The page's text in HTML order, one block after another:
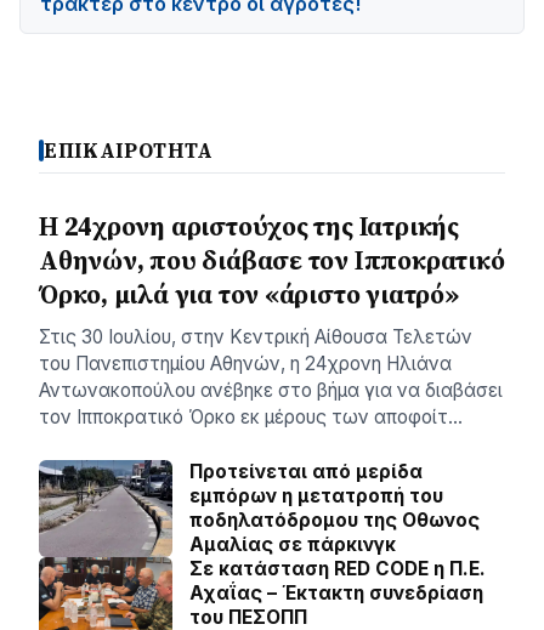
ΕΠΙΚΑΙΡΟΤΗΤΑ
Η 24χρονη αριστούχος της Ιατρικής
Αθηνών, που διάβασε τον Ιπποκρατικό
Όρκο, μιλά για τον «άριστο γιατρό»
Στις 30 Ιουλίου, στην Κεντρική Αίθουσα Τελετών
του Πανεπιστημίου Αθηνών, η 24χρονη Ηλιάνα
Αντωνακοπούλου ανέβηκε στο βήμα για να διαβάσει
τον Ιπποκρατικό Όρκο εκ μέρους των αποφοίτ…
Προτείνεται από μερίδα
εμπόρων η μετατροπή του
ποδηλατόδρομου της Οθωνος
Αμαλίας σε πάρκινγκ
Σε κατάσταση RED CODE η Π.Ε.
Αχαΐας – Έκτακτη συνεδρίαση
του ΠΕΣΟΠΠ